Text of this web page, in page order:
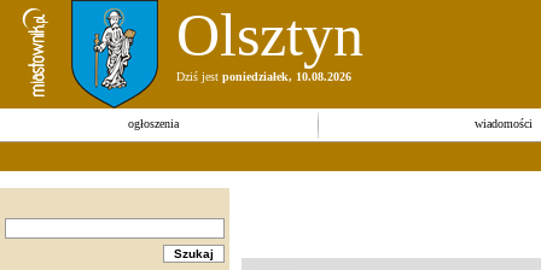
Olsztyn
Dziś jest poniedziałek, 10.08.2026
ogłoszenia wiadomości